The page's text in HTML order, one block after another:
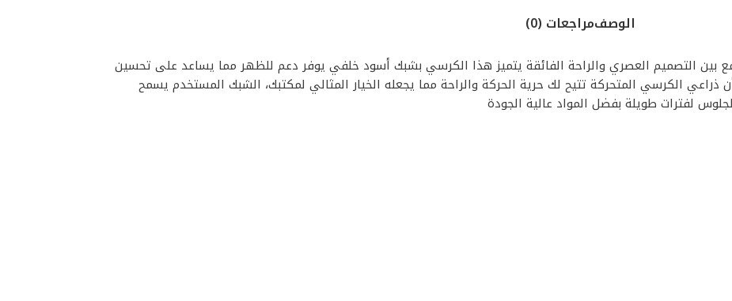
الوصفمراجعات (0)
التصميم العصري والراحة الفائقة يتميز هذا الكرسي بشبك أسود خلفي يوفر دعم للظهر مما يساعد على تحسين
الكرسي المتحركة تتيح لك حرية الحركة والراحة مما يجعله الخيار المثالي لمكتبك، الشبك المستخدم يسمح
لفترات طويلة بفضل المواد عالية الجودة